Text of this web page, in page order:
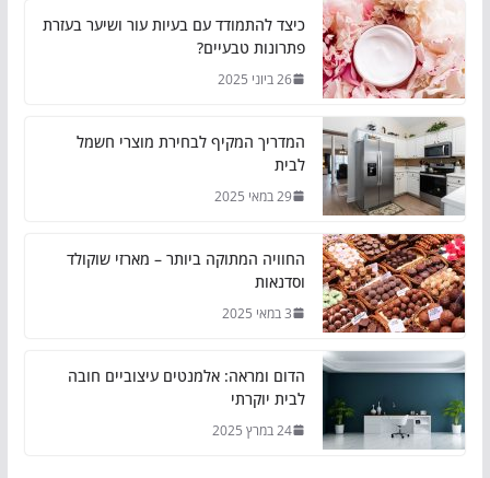
כיצד להתמודד עם בעיות עור ושיער בעזרת
פתרונות טבעיים?
26 ביוני 2025
המדריך המקיף לבחירת מוצרי חשמל
לבית
29 במאי 2025
החוויה המתוקה ביותר – מארזי שוקולד
וסדנאות
3 במאי 2025
הדום ומראה: אלמנטים עיצוביים חובה
לבית יוקרתי
24 במרץ 2025